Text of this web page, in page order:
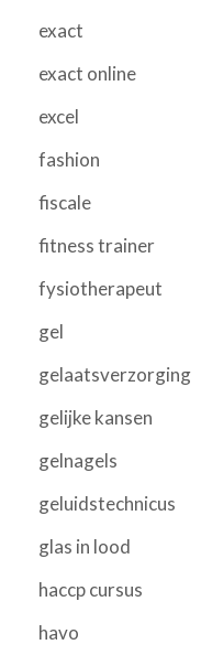
exact
exact online
excel
fashion
fiscale
fitness trainer
fysiotherapeut
gel
gelaatsverzorging
gelijke kansen
gelnagels
geluidstechnicus
glas in lood
haccp cursus
havo